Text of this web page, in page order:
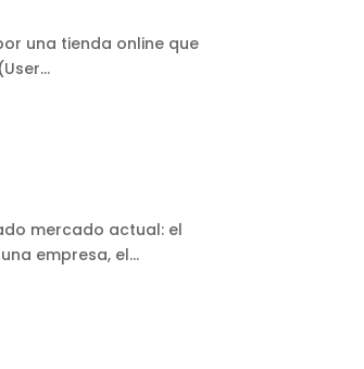
una tienda online que
mercado actual: el
empresa, el...